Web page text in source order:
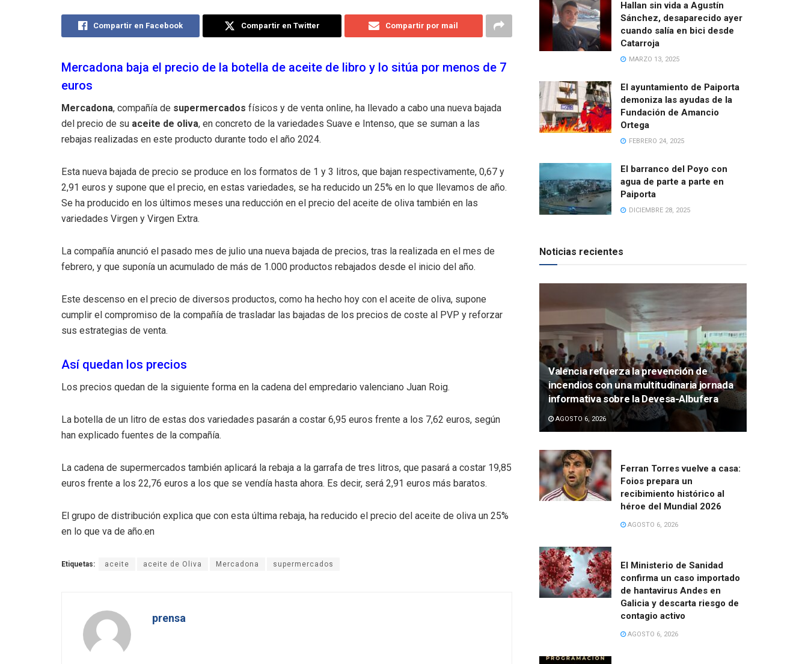
Compartir en Facebook Compartir en Twitter Compartir por mail
Mercadona baja el precio de la botella de aceite de libro y lo sitúa por menos de 7
euros
Mercadona, compañía de supermercados físicos y de venta online, ha llevado a cabo una nueva bajada
del precio de su aceite de oliva, en concreto de la variedades Suave e Intenso, que se suman a las
rebajas realizadas en este producto durante todo el año 2024.
Esta nueva bajada de precio se produce en los formatos de 1 y 3 litros, que bajan respectivamente, 0,67 y
2,91 euros y supone que el precio, en estas variedades, se ha reducido un 25% en lo que llevamos de año.
Se ha producido en los últimos meses una reducción en el precio del aceite de oliva también en las
variedades Virgen y Virgen Extra.
La compañía anunció el pasado mes de julio una nueva bajada de precios, tras la realizada en el mes de
febrero, y que suponía un acumulado de más de 1.000 productos rebajados desde el inicio del año.
Este descenso en el precio de diversos productos, como ha hecho hoy con el aceite de oliva, supone
cumplir el compromiso de la compañía de trasladar las bajadas de los precios de coste al PVP y reforzar
sus estrategias de venta.
Así quedan los precios
Los precios quedan de la siguiente forma en la cadena del empredario valenciano Juan Roig.
La botella de un litro de estas dos variedades pasarán a costar 6,95 euros frente a los 7,62 euros, según
han explicado fuentes de la compañía.
La cadena de supermercados también aplicará la rebaja a la garrafa de tres litros, que pasará a costar 19,85
euros frente a los 22,76 euros a los que se vendía hasta ahora. Es decir, será 2,91 euros más baratos.
El grupo de distribución explica que con esta última rebaja, ha reducido el precio del aceite de oliva un 25%
en lo que va de año.en
Etiquetas: aceite aceite de Oliva Mercadona supermercados
prensa
Hallan sin vida a Agustín
Sánchez, desaparecido ayer
cuando salía en bici desde
Catarroja
MARZO 13, 2025
El ayuntamiento de Paiporta
demoniza las ayudas de la
Fundación de Amancio
Ortega
FEBRERO 24, 2025
El barranco del Poyo con
agua de parte a parte en
Paiporta
DICIEMBRE 28, 2025
Noticias recientes
Valencia refuerza la prevención de
incendios con una multitudinaria jornada
informativa sobre la Devesa-Albufera
AGOSTO 6, 2026
Ferran Torres vuelve a casa:
Foios prepara un
recibimiento histórico al
héroe del Mundial 2026
AGOSTO 6, 2026
El Ministerio de Sanidad
confirma un caso importado
de hantavirus Andes en
Galicia y descarta riesgo de
contagio activo
AGOSTO 6, 2026